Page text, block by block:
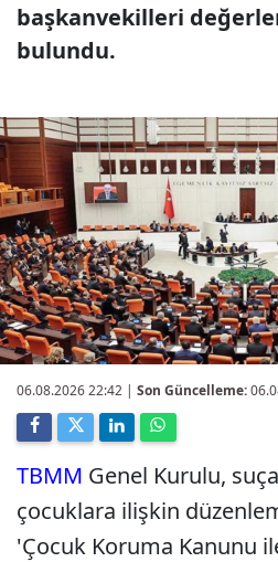
başkanvekilleri
bulundu.
06.08.2026 22:42 | Son Güncelleme:
TBMM Genel Kurulu,
çocuklara ilişkin
'Çocuk Koruma Kanunu